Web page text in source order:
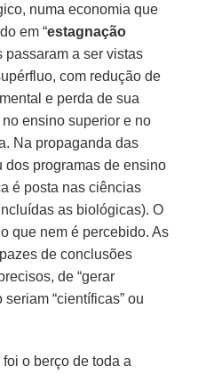
numa economia que
em “estagnação
passaram a ser vistas
com redução de
e perda de sua
ensino superior e no
Na propaganda das
programas de ensino
é posta nas ciências
as biológicas). O
que nem é percebido. As
de conclusões
de “gerar
“científicas” ou
o berço de toda a